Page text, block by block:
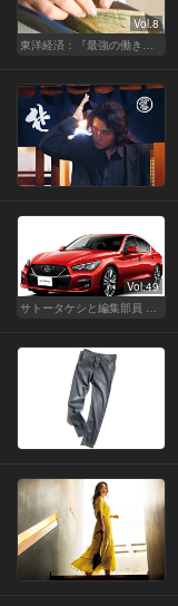
Vol.8
東洋経済：『最強の働き方』『一流の育て方』
Vol.49
サトータケシと編集部員 船山の"CAR GENTSへの道"